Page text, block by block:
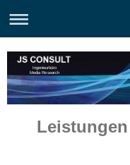
Ingenieurbüro
Media Research